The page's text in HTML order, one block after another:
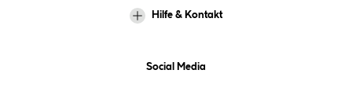
Hilfe & Kontakt
Social Media